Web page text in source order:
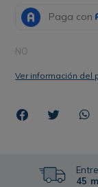
NO
Ver información del
45